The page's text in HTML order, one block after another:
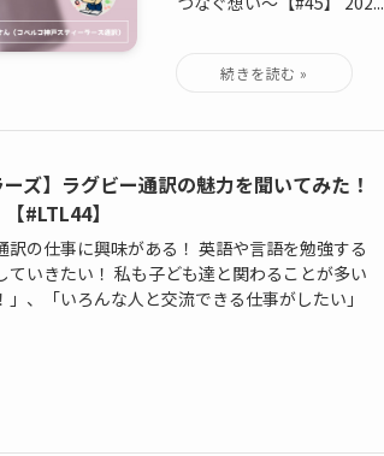
ズ】ラグビー通訳の魅力を聞いてみた！
#LTL44】
の仕事に興味がある！ 英語や言語を勉強する
ていきたい！ 私も子ども達と関わることが多い
、「いろんな人と交流できる仕事がしたい」